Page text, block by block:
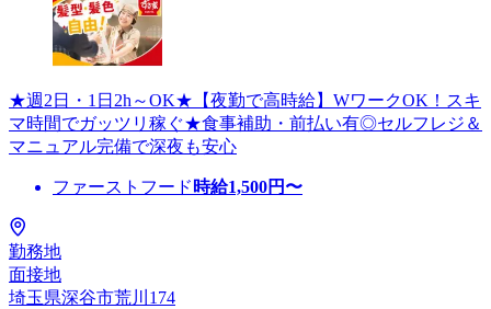
★週2日・1日2h～OK★【夜勤で高時給】WワークOK！スキ
マ時間でガッツリ稼ぐ★食事補助・前払い有◎セルフレジ＆
マニュアル完備で深夜も安心
ファーストフード 時給1,500円〜
勤務地
面接地
埼玉県深谷市荒川174